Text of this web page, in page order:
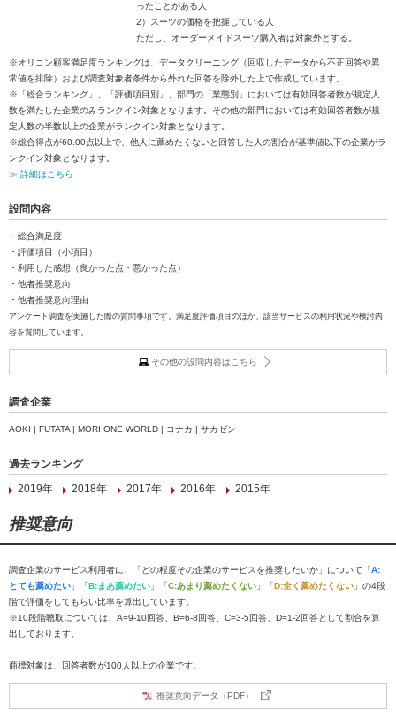
ったことがある人
2）スーツの価格を把握している人
ただし、オーダーメイドスーツ購入者は対象外とする。
※オリコン顧客満足度ランキングは、データクリーニング（回収したデータから不正回答や異
常値を排除）および調査対象者条件から外れた回答を除外した上で作成しています。
※「総合ランキング」、「評価項目別」、部門の「業態別」においては有効回答者数が規定人
数を満たした企業のみランクイン対象となります。その他の部門においては有効回答者数が規
定人数の半数以上の企業がランクイン対象となります。
※総合得点が60.00点以上で、他人に薦めたくないと回答した人の割合が基準値以下の企業がラ
ンクイン対象となります。
≫ 詳細はこちら
設問内容
・総合満足度
・評価項目（小項目）
・利用した感想（良かった点・悪かった点）
・他者推奨意向
・他者推奨意向理由
アンケート調査を実施した際の質問事項です。満足度評価項目のほか、該当サービスの利用状況や検討内
容を質問しています。
その他の設問内容はこちら
調査企業
AOKI | FUTATA | MORI ONE WORLD | コナカ | サカゼン
過去ランキング
2019年
2018年 2017年 2016年 2015年
推奨意向
調査企業のサービス利用者に、「どの程度その企業のサービスを推奨したいか」について「A:
とても薦めたい 」「B:まあ薦めたい 」「C:あまり薦めたくない 」「D:全く薦めたくない 」の4段
階で評価をしてもらい比率を算出しています。
※10段階聴取については、A=9-10回答、B=6-8回答、C=3-5回答、D=1-2回答として割合を算
出しております。
商標対象は、回答者数が100人以上の企業です。
推奨意向データ（PDF）